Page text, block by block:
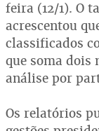
feira (12/1). O
acrescentou
classificados
que soma dois
análise por
Os relatórios